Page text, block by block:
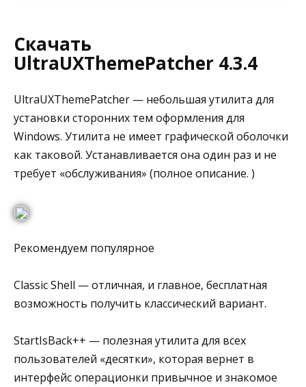
Скачать
UltraUXThemePatcher 4.3.4
UltraUXThemePatcher — небольшая утилита для
установки сторонних тем оформления для
Windows. Утилита не имеет графической оболочки
как таковой. Устанавливается она один раз и не
требует «обслуживания» (полное описание. )
Рекомендуем популярное
Classic Shell — отличная, и главное, бесплатная
возможность получить классический вариант.
StartIsBack++ — полезная утилита для всех
пользователей «десятки», которая вернет в
интерфейс операционки привычное и знакомое